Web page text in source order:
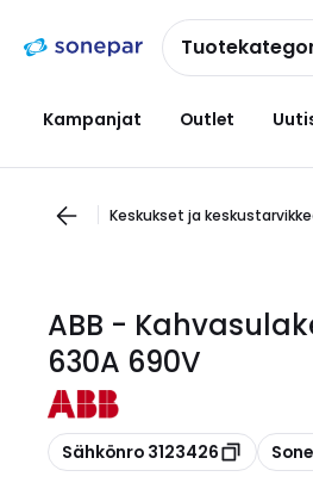
navigointiinsisältöön
Kampanjat Outlet
Keskukset ja
ABB -
630A 690V
Kopioi
Sähkönro 3123426 Kopioi